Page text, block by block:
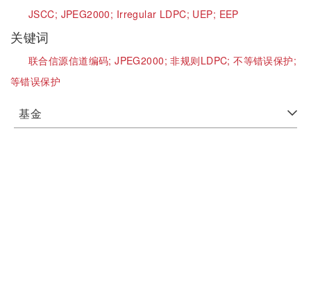
JSCC; JPEG2000; Irregular LDPC; UEP; EEP
关键词
联合信源信道编码;JPEG2000;非规则LDPC;不等错误保护;
等错误保护
基金